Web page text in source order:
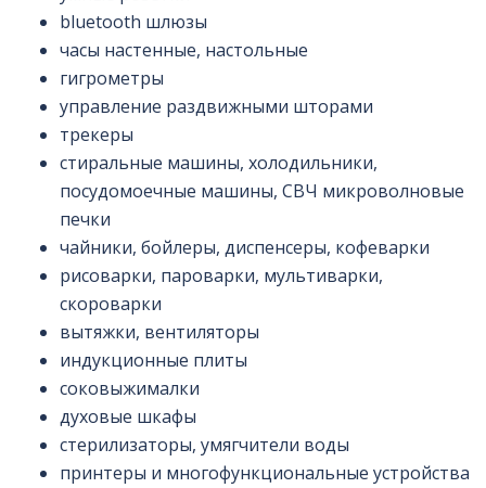
bluetooth шлюзы
часы настенные, настольные
гигрометры
управление раздвижными шторами
трекеры
стиральные машины, холодильники,
посудомоечные машины, СВЧ микроволновые
печки
чайники, бойлеры, диспенсеры, кофеварки
рисоварки, пароварки, мультиварки,
скороварки
вытяжки, вентиляторы
индукционные плиты
соковыжималки
духовые шкафы
стерилизаторы, умягчители воды
принтеры и многофункциональные устройства